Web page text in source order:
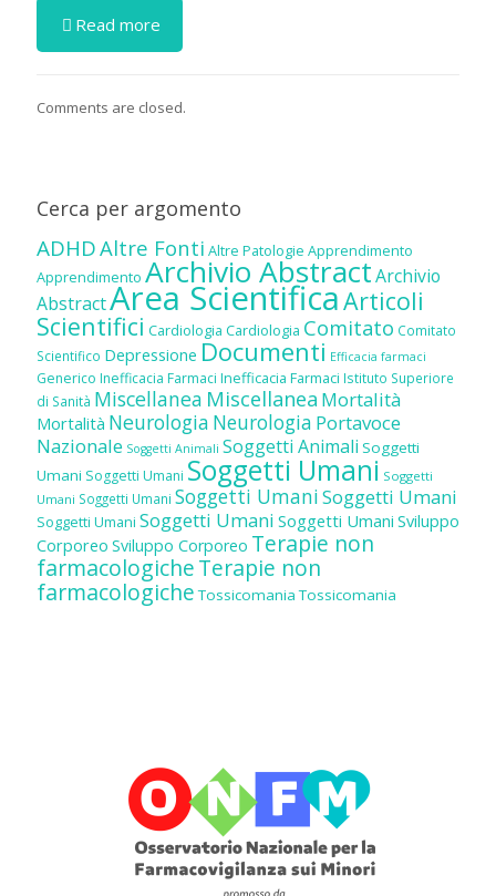
Read more
Comments are closed.
Cerca per argomento
ADHDAltre Fonti Altre Patologie Apprendimento
Apprendimento Archivio AbstractArchivio
AbstractArea ScientificaArticoli
Scientifici Cardiologia Cardiologia Comitato Comitato
Scientifico Depressione Documenti Efficacia farmaci
Generico Inefficacia Farmaci Inefficacia Farmaci Istituto Superiore
di Sanità Miscellanea Miscellanea Mortalità
Mortalità Neurologia Neurologia Portavoce
Nazionale Soggetti Animali Soggetti Animali Soggetti
Umani Soggetti Umani Soggetti Umani Soggetti
Umani Soggetti Umani Soggetti UmaniSoggetti Umani
Soggetti Umani Soggetti Umani Soggetti Umani Sviluppo
Corporeo Sviluppo Corporeo Terapie non
farmacologicheTerapie non
farmacologiche Tossicomania Tossicomania